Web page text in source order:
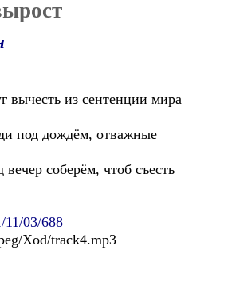
вычесть из сентенции мира
под дождём, отважные
соберём, чтоб съесть
11/03/688
Xod/track4.mp3